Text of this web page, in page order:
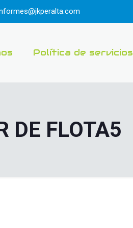
Política de servicios
DE FLOTA5